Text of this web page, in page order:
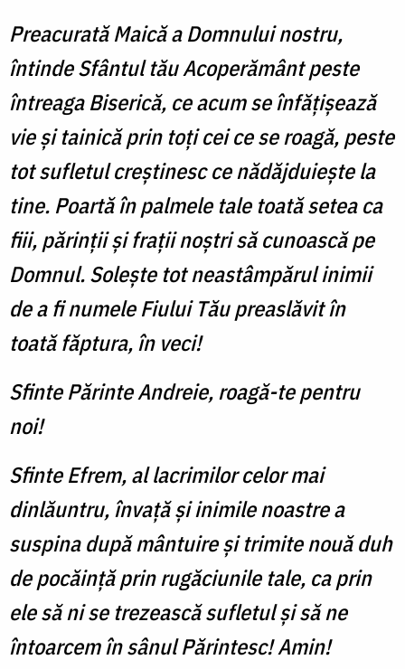
Preacurată Maică a Domnului nostru,
întinde Sfântul tău Acoperământ peste
întreaga Biserică, ce acum se înfățișează
vie și tainică prin toți cei ce se roagă, peste
tot sufletul creștinesc ce nădăjduiește la
tine. Poartă în palmele tale toată setea ca
fiii, părinții și frații noștri să cunoască pe
Domnul. Solește tot neastâmpărul inimii
de a fi numele Fiului Tău preaslăvit în
toată făptura, în veci!
Sfinte Părinte Andreie, roagă-te pentru
noi!
Sfinte Efrem, al lacrimilor celor mai
dinlăuntru, învață și inimile noastre a
suspina după mântuire și trimite nouă duh
de pocăință prin rugăciunile tale, ca prin
ele să ni se trezească sufletul și să ne
întoarcem în sânul Părintesc! Amin!